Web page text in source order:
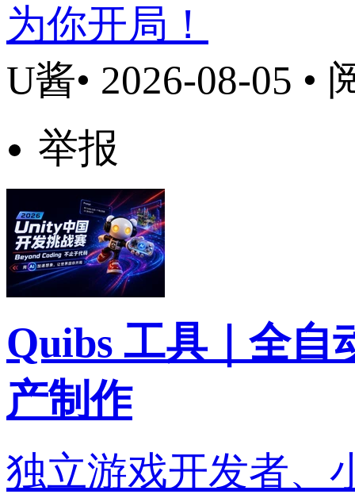
为你开局！
U酱• 2026-08-05 •
举报
Quibs 工具｜全自
产制作
独立游戏开发者、